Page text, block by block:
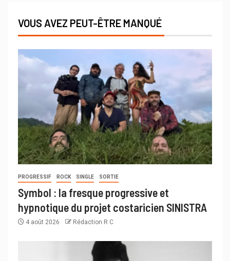
VOUS AVEZ PEUT-ÊTRE MANQUÉ
PROGRESSIF ROCK SINGLE SORTIE
Symbol : la fresque progressive et
hypnotique du projet costaricien SINISTRA
4 août 2026 Rédaction R C